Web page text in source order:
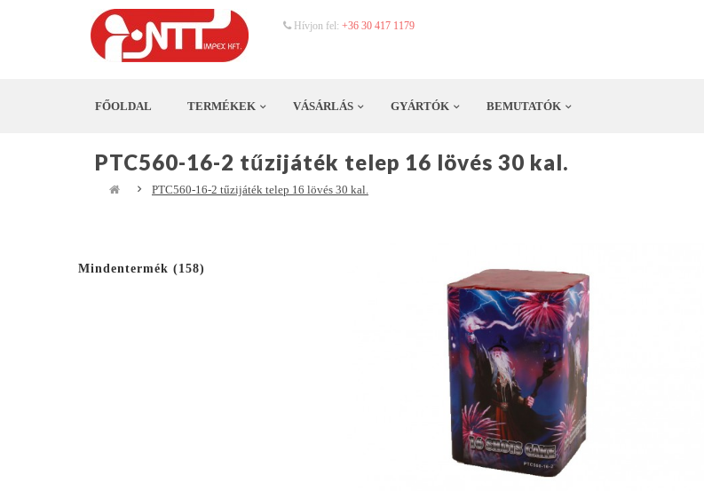
Hívjon fel: +36 30 417 1179
FŐOLDAL TERMÉKEK VÁSÁRLÁS GYÁRTÓK BEMUTATÓK
PTC560-16-2 tűzijáték telep 16 lövés 30 kal.
PTC560-16-2 tűzijáték telep 16 lövés 30 kal.
Mindentermék (158)